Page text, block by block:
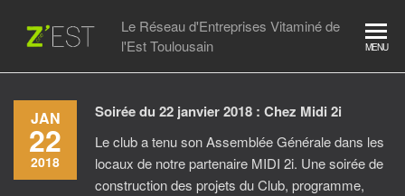
content
Le Réseau d'Entreprises Vitaminé de
l'Est Toulousain
MENU
JAN
22
2018
Soirée du 22 janvier 2018 : Chez Midi 2i
Le club a tenu son Assemblée Générale dans les
locaux de notre partenaire MIDI 2i. Une soirée de
construction des projets du Club, programme,